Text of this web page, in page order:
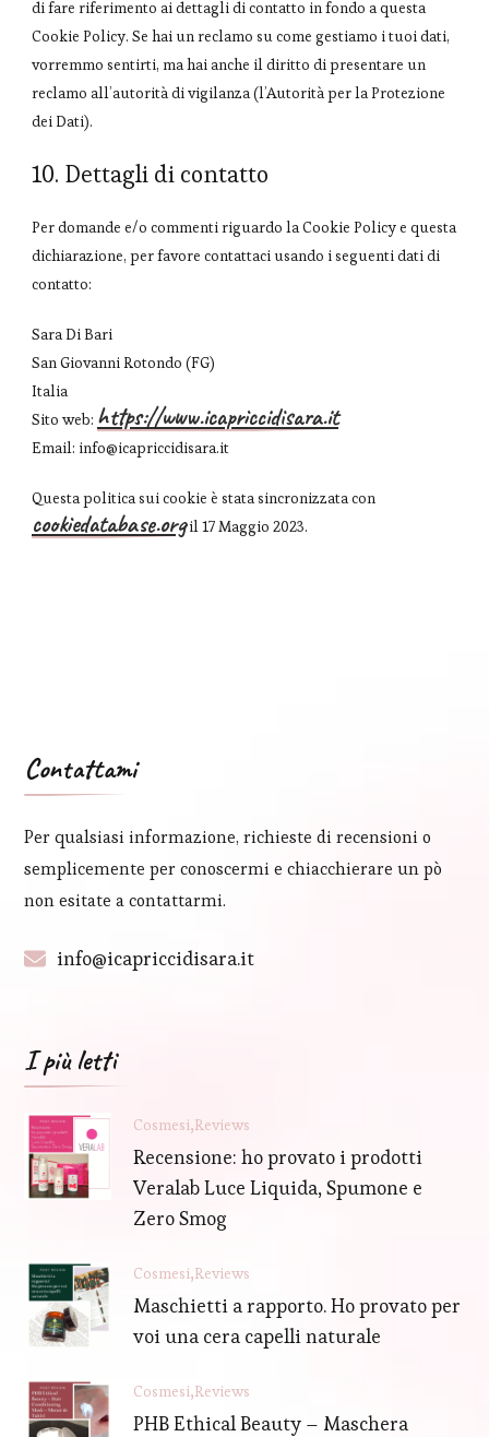
di fare riferimento ai dettagli di contatto in fondo a questa
Cookie Policy. Se hai un reclamo su come gestiamo i tuoi dati,
vorremmo sentirti, ma hai anche il diritto di presentare un
reclamo all’autorità di vigilanza (l’Autorità per la Protezione
dei Dati).
10. Dettagli di contatto
Per domande e/o commenti riguardo la Cookie Policy e questa
dichiarazione, per favore contattaci usando i seguenti dati di
contatto:
Sara Di Bari
San Giovanni Rotondo (FG)
Italia
Sito web: https://www.icapriccidisara.it
Email: info@icapriccidisara.it
Questa politica sui cookie è stata sincronizzata con
cookiedatabase.orgil 17 Maggio 2023.
Contattami
Per qualsiasi informazione, richieste di recensioni o
semplicemente per conoscermi e chiacchierare un pò
non esitate a contattarmi.
info@icapriccidisara.it
I più letti
Cosmesi Reviews
Recensione: ho provato i prodotti
Veralab Luce Liquida, Spumone e
Zero Smog
Cosmesi Reviews
Maschietti a rapporto. Ho provato per
voi una cera capelli naturale
Cosmesi Reviews
PHB Ethical Beauty – Maschera